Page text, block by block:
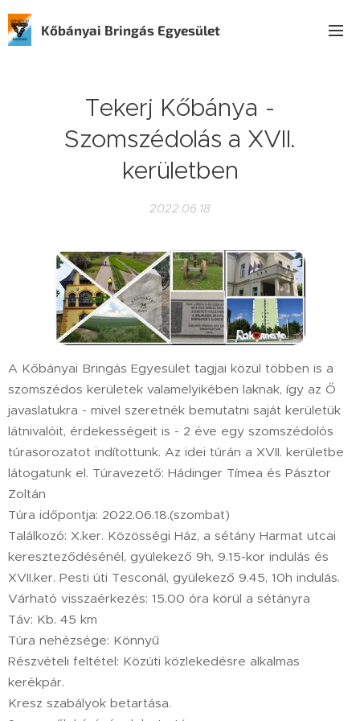
Kőbányai Bringás Egyesület
Tekerj Kőbánya -
Szomszédolás a XVII.
kerületben
2022.06.18
A Kőbányai Bringás Egyesület tagjai közül többen is a
szomszédos kerületek valamelyikében laknak, így az Ő
javaslatukra - mivel szeretnék bemutatni saját kerületük
látnivalóit, érdekességeit is - 2 éve egy szomszédolós
túrasorozatot indítottunk. Az idei túrán a XVII. kerületbe
látogatunk el. Túravezető: Hádinger Tímea és Pásztor
Zoltán
Túra időpontja: 2022.06.18.(szombat)
Találkozó: X.ker. Közösségi Ház, a sétány Harmat utcai
kereszteződésénél, gyülekező 9h, 9.15-kor indulás és
XVII.ker. Pesti úti Tesconál, gyülekező 9.45, 10h indulás.
Várható visszaérkezés: 15.00 óra körül a sétányra
Táv: Kb. 45 km
Túra nehézsége: Könnyű
Részvételi feltétel: Közúti közlekedésre alkalmas
kerékpár.
Kresz szabályok betartása.